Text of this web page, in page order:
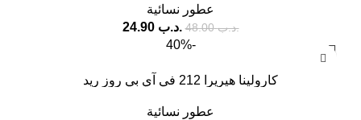
عطور نسائية
.د.ب48.00 .د.ب 24.90
-40%
كارولينا هيريرا 212 في آي بي روز ريد
عطور نسائية